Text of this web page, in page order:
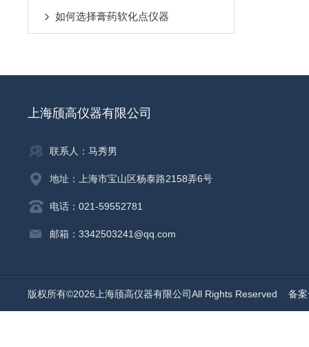
如何选择膏药软化点仪器
上海颀高仪器有限公司
联系人：马秀男
地址：上海市宝山区杨泰路2158弄6号
电话：021-59552781
邮箱：3342503241@qq.com
版权所有©2026上海颀高仪器有限公司All Rights Reserved 备